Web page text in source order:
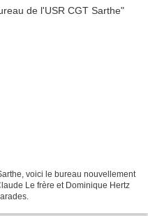
voici le bureau nouvellement
Le frère et Dominique Hertz